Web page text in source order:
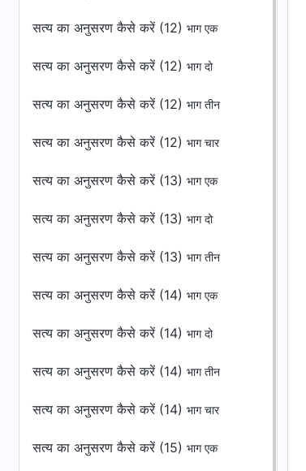
सत्य का अनुसरण कैसे करें (12) भाग एक
सत्य का अनुसरण कैसे करें (12) भाग दो
सत्य का अनुसरण कैसे करें (12) भाग तीन
सत्य का अनुसरण कैसे करें (12) भाग चार
सत्य का अनुसरण कैसे करें (13) भाग एक
सत्य का अनुसरण कैसे करें (13) भाग दो
सत्य का अनुसरण कैसे करें (13) भाग तीन
सत्य का अनुसरण कैसे करें (14) भाग एक
सत्य का अनुसरण कैसे करें (14) भाग दो
सत्य का अनुसरण कैसे करें (14) भाग तीन
सत्य का अनुसरण कैसे करें (14) भाग चार
सत्य का अनुसरण कैसे करें (15) भाग एक